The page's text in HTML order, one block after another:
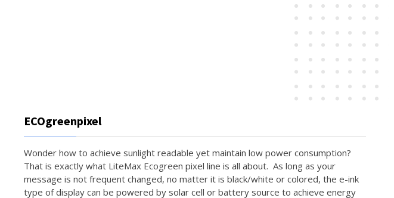
ECOgreenpixel
Wonder how to achieve sunlight readable yet maintain low power consumption?
That is exactly what LiteMax Ecogreen pixel line is all about. As long as your
message is not frequent changed, no matter it is black/white or colored, the e-ink
type of display can be powered by solar cell or battery source to achieve energy